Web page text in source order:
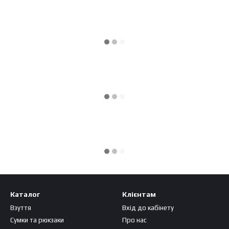
Каталог
Взуття
Сумки та рюкзаки
Клієнтам
Вхід до кабінету
Про нас